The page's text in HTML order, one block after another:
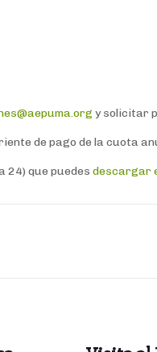
y solicitar
de pago de la cuota
24) que puedesdescargar